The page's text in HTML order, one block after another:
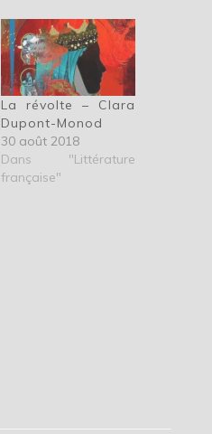
La révolte – Clara
Dupont-Monod
30 août 2018
Dans "Littérature
française"